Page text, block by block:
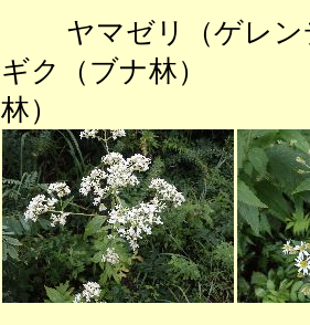
ヤマゼリ（ゲ
ギク（ブナ林）
林）